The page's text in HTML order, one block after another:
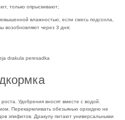
только опрыскивают;
влажностью, если смесь подсохла,
возобновляют через 3 дня;
Удобрения вносят вместе с водой.
Перекармливать обезьянью орхидею не
эпифитов. Дракулу питают универсальными